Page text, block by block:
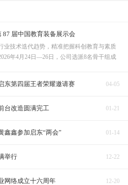
87 届中国教育装备展示会
业技术迭代趋势，精准把握科创教育与素质
年4月24日—26日，公司选派8名骨干组成
深度研学，全面吸收行…
04-05
东第四届王者荣耀邀请赛
01-21
台改造圆满完工
01-14
鑫参加启东“两会”
12-22
举行
12-20
络成立十六周年